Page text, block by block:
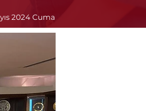
2024 Cuma